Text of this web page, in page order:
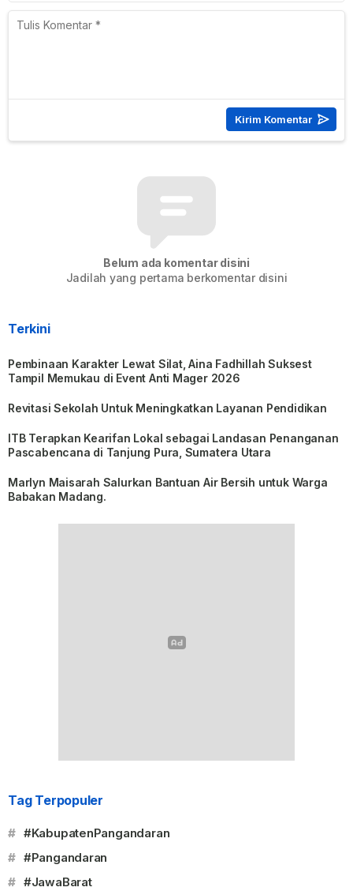
Belum ada komentar disini
Jadilah yang pertama berkomentar disini
Terkini
Pembinaan Karakter Lewat Silat, Aina Fadhillah Suksest
Tampil Memukau di Event Anti Mager 2026
Revitasi Sekolah Untuk Meningkatkan Layanan Pendidikan
ITB Terapkan Kearifan Lokal sebagai Landasan Penanganan
Pascabencana di Tanjung Pura, Sumatera Utara
Marlyn Maisarah Salurkan Bantuan Air Bersih untuk Warga
Babakan Madang.
Tag Terpopuler
# #KabupatenPangandaran
# #Pangandaran
# #JawaBarat